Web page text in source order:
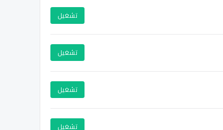
تشغيل
تشغيل
تشغيل
تشغيل